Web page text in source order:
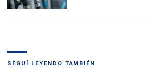
SEGUÍ LEYENDO TAMBIÉN